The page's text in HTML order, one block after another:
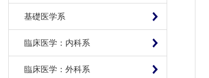
基礎医学系
臨床医学：内科系
臨床医学：外科系